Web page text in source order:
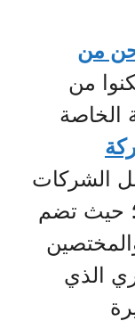
من
من
الخاصة
الشركات
حيث تضم
الذي